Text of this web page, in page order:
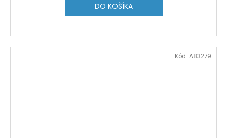
DO KOŠÍKA
Kód: A83279